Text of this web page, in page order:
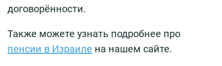
договорённости.
Также можете узнать подробнее про
пенсии в Израиле на нашем сайте.